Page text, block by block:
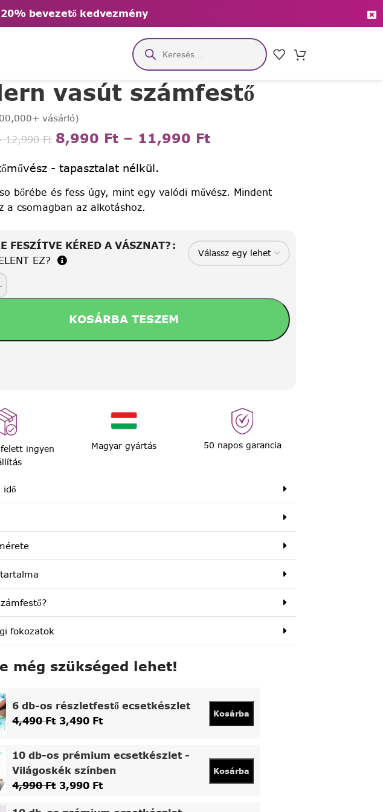
0% bevezető kedvezmény
vasút számfestő
vásárló)
12,990Ft 8,990 Ft – 11,990 Ft
- tapasztalat nélkül.
bőrébe és fess úgy, mint egy valódi művész. Mindent
a csomagban az alkotáshoz.
FESZÍTVE KÉRED A VÁSZNAT?
EZ?
KOSÁRBA TESZEM
ingyen
Magyar gyártás 50 napos garancia
idő
fokozatok
még szükséged lehet!
6 db-os részletfestő ecsetkészlet
4,490Ft 3,490 Ft
Kosárba
10 db-os prémium ecsetkészlet -
Világoskék színben
4,990Ft 3,990 Ft
Kosárba